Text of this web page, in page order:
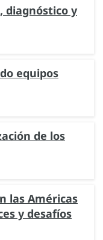
diagnóstico y
equipos
de los
las Américas
y desafíos